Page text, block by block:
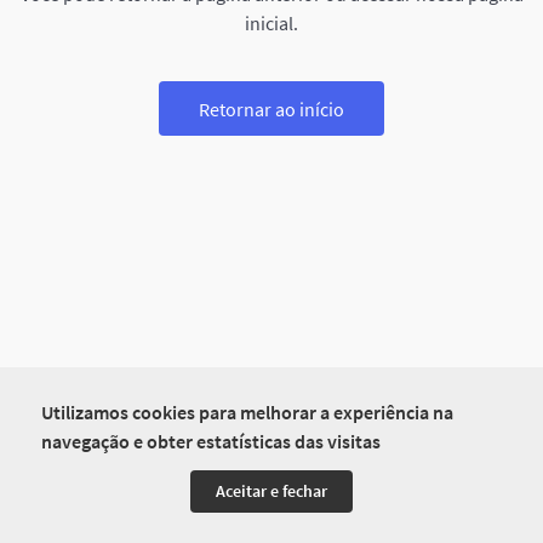
Utilizamos cookies para melhorar a experiência na
navegação e obter estatísticas das visitas
Aceitar e fechar
inicial.
Retornar ao início